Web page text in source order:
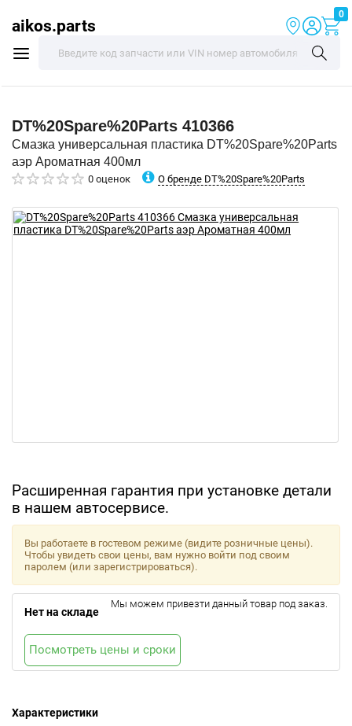
aikos.parts
0
DT%20Spare%20Parts 410366
Смазка универсальная пластика DT%20Spare%20Parts
аэр Ароматная 400мл
0 оценок О бренде DT%20Spare%20Parts
Расширенная гарантия при установке детали
в нашем автосервисе.
Характеристики
Вы работаете в гостевом режиме (видите розничные цены).
Чтобы увидеть свои цены, вам нужно войти под своим
паролем (или зарегистрироваться).
Нет на складе
Мы можем привезти данный товар под заказ.
Посмотреть цены и сроки